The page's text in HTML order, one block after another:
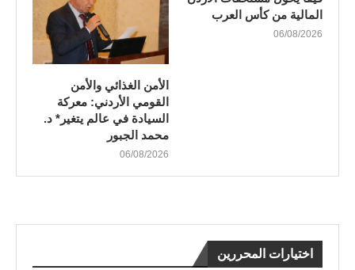
المالية من كأس العرب
06/08/2026
الأمن الغذائي والأمن
القومي الأردني: معركة
السيادة في عالم يتغير* د.
محمد الجبور
06/08/2026
اختيارات المحررين